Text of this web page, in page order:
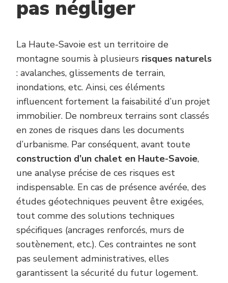
pas négliger
La Haute-Savoie est un territoire de
montagne soumis à plusieurs risques naturels
: avalanches, glissements de terrain,
inondations, etc. Ainsi, ces éléments
influencent fortement la faisabilité d’un projet
immobilier. De nombreux terrains sont classés
en zones de risques dans les documents
d’urbanisme. Par conséquent, avant toute
construction d’un chalet en Haute-Savoie,
une analyse précise de ces risques est
indispensable. En cas de présence avérée, des
études géotechniques peuvent être exigées,
tout comme des solutions techniques
spécifiques (ancrages renforcés, murs de
soutènement, etc.). Ces contraintes ne sont
pas seulement administratives, elles
garantissent la sécurité du futur logement.